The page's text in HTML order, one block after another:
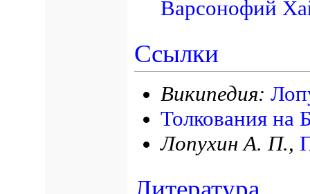
Варсонофий
Ссылки
Википедия:
Толкования на
Лопухин А. П.,